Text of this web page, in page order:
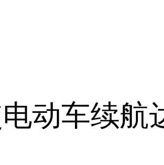
动车续航